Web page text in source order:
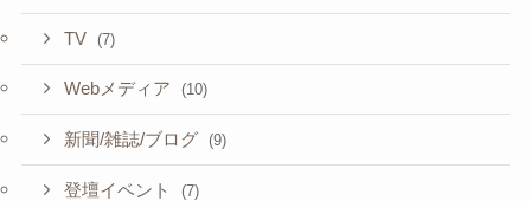
TV (7)
Webメディア (10)
新聞/雑誌/ブログ (9)
登壇イベント (7)